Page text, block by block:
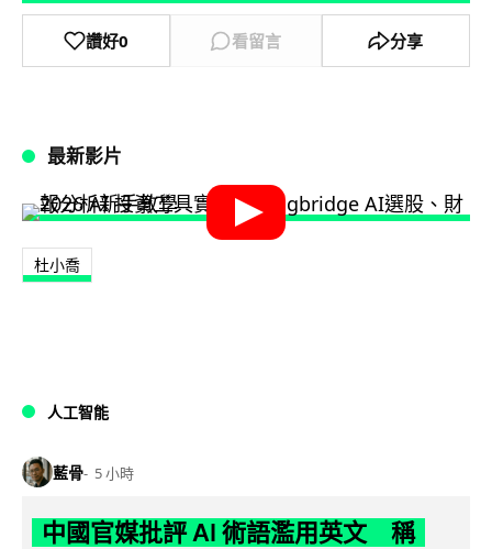
讚好0 看留言 分享
最新影片
杜小喬
人工智能
藍骨 5 小時
中國官媒批評 AI 術語濫用英文 稱